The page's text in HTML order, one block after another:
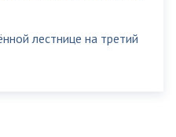
лестнице на третий